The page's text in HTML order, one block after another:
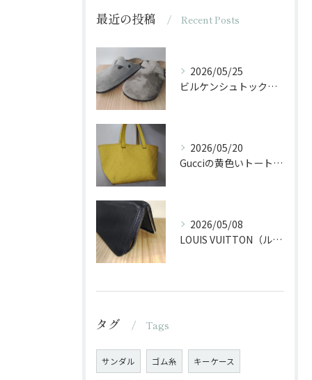
最近の投稿 Recent Posts
2026/05/25
ビルケンシュトックのサンダルに油がかかった
2026/05/20
Gucciの黄色いトートバッグをクリーニング
2026/05/08
LOUIS VUITTON（ルイ・ヴィトン）の長財布のファスナー交換
タグ Tags
サンダル ゴム糸 キーケース